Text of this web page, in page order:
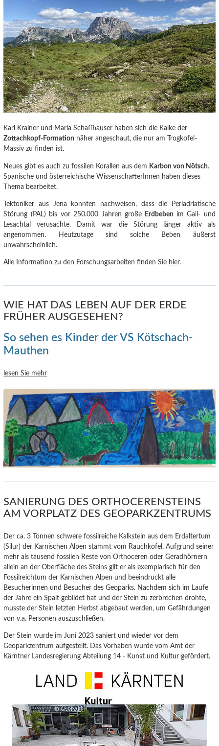
Karl Krainer und Maria Schaffhauser haben sich die Kalke der
Zottachkopf-Formation näher angeschaut, die nur am Trogkofel-
Massiv zu finden ist.
Neues gibt es auch zu fossilen Korallen aus dem Karbon von Nötsch.
Spanische und österreichische WissenschafterInnen haben dieses
Thema bearbeitet.
Tektoniker aus Jena konnten nachweisen, dass die Periadriatische
Störung (PAL) bis vor 250.000 Jahren große Erdbeben im Gail- und
Lesachtal verusachte.
Damit war die Störung länger aktiv als
angenommen. Heutzutage sind solche Beben äußerst
unwahrscheinlich.
Alle Information zu den Forschungsarbeiten finden Sie hier.
WIE HAT DAS LEBEN AUF DER ERDE
FRÜHER AUSGESEHEN?
So sehen es Kinder der VS Kötschach-
Mauthen
lesen Sie mehr
SANIERUNG DES ORTHOCERENSTEINS
AM VORPLATZ DES GEOPARKZENTRUMS
Der ca. 3 Tonnen schwere fossilreiche Kalkstein aus dem Erdaltertum
(Silur) der Karnischen Alpen stammt vom Rauchkofel.Aufgrund seiner
mehr als tausend fossilen Reste von Orthoceren oder Geradhörnern
allein an der Oberfläche des Steins gilt er als exemplarisch für den
Fossilreichtum der Karnischen Alpen und beeindruckt alle
Besucherinnen und Besucher des Geoparks. Nachdem sich im Laufe
der Jahre ein Spalt gebildet hat und der Stein zu zerbrechen drohte,
musste der Stein letzten Herbst abgebaut werden, um Gefährdungen
von v.a. Personen auszuschließen.
Der Stein wurde im Juni 2023 saniert und wieder vor dem
Geoparkzentrum aufgestellt. Das Vorhaben wurde vom Amt der
Kärntner Landesregierung Abteilung 14 - Kunst und Kultur gefördert.